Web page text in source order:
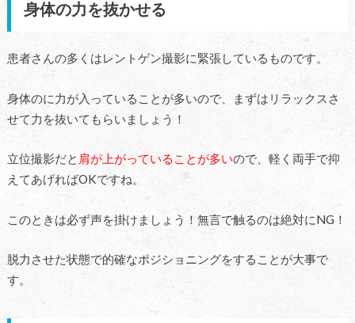
身体の力を抜かせる
患者さんの多くはレントゲン撮影に緊張しているものです。
身体のに力が入っていることが多いので、まずはリラックスさ
せて力を抜いてもらいましょう！
立位撮影だと 肩が上がっていることが多いので、軽く両手で抑
えてあげればOKですね。
このときは必ず声を掛けましょう！無言で触るのは絶対にNG！
脱力させた状態で的確なポジショニングをすることが大事で
す。